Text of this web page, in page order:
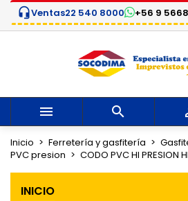
headset_micVentas22 540 8000 +56 9
 
Inicio Ferretería y gasfitería
PVC presion
CODO PVC HI PRESION
INICIO
Mi lista de deseos
Crear nueva lista
Crear lista de
Nombre de la lista de deseos
Iniciar sesión
Debe iniciar sesión para guardar
lista de deseos.